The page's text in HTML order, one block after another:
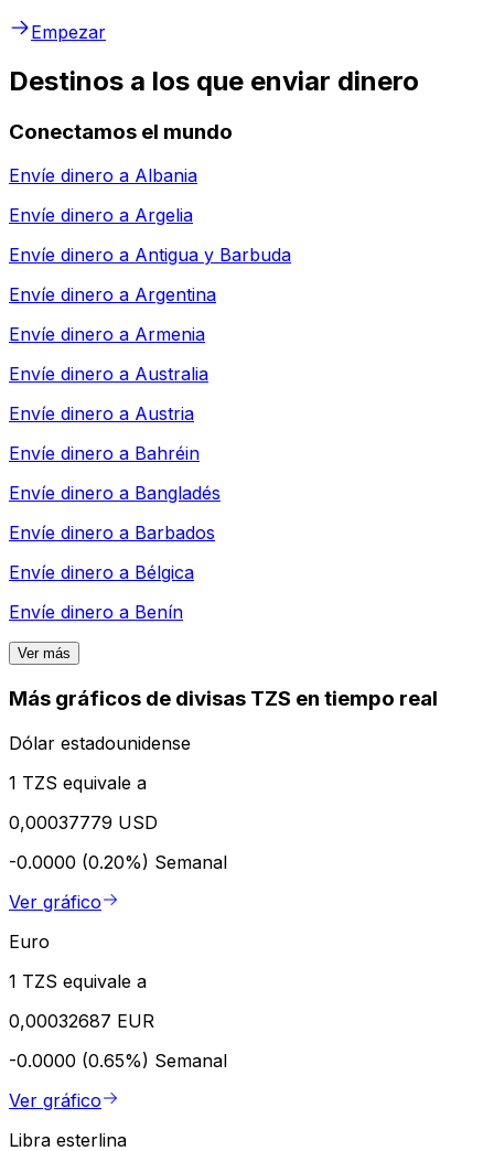
Empezar
Destinos a los que enviar dinero
Conectamos el mundo
Envíe dinero a Albania
Envíe dinero a Argelia
Envíe dinero a Antigua y Barbuda
Envíe dinero a Argentina
Envíe dinero a Armenia
Envíe dinero a Australia
Envíe dinero a Austria
Envíe dinero a Bahréin
Envíe dinero a Bangladés
Envíe dinero a Barbados
Envíe dinero a Bélgica
Envíe dinero a Benín
Ver más
Más gráficos de divisas TZS en tiempo real
Dólar estadounidense
1 TZS equivale a
0,00037779 USD
-0.0000 (0.20%) Semanal
Ver gráfico
Euro
1 TZS equivale a
0,00032687 EUR
-0.0000 (0.65%) Semanal
Ver gráfico
Libra esterlina